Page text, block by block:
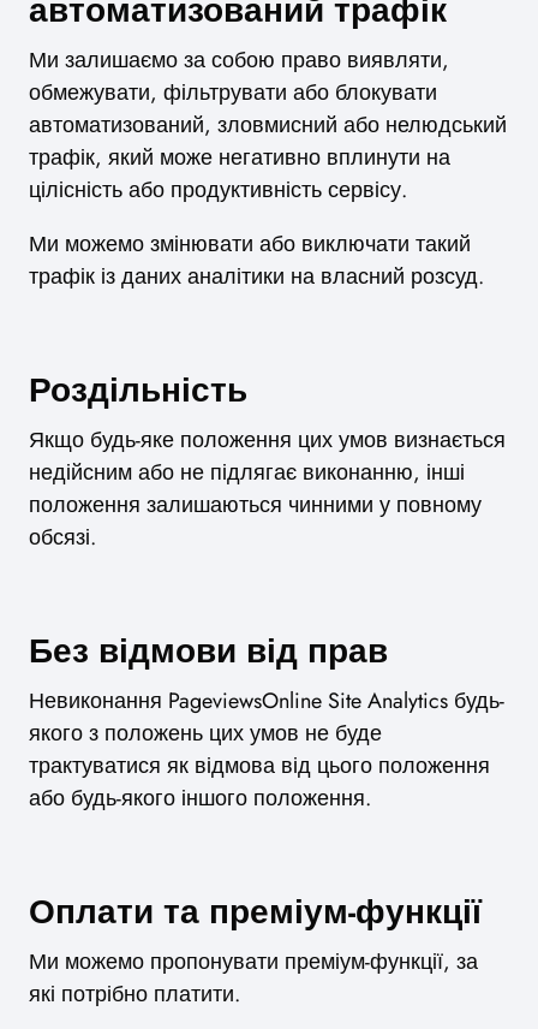
автоматизований трафік
Ми залишаємо за собою право виявляти,
обмежувати, фільтрувати або блокувати
автоматизований, зловмисний або нелюдський
трафік, який може негативно вплинути на
цілісність або продуктивність сервісу.
Ми можемо змінювати або виключати такий
трафік із даних аналітики на власний розсуд.
Роздільність
Якщо будь-яке положення цих умов визнається
недійсним або не підлягає виконанню, інші
положення залишаються чинними у повному
обсязі.
Без відмови від прав
Невиконання PageviewsOnline Site Analytics будь-
якого з положень цих умов не буде
трактуватися як відмова від цього положення
або будь-якого іншого положення.
Оплати та преміум-функції
Ми можемо пропонувати преміум-функції, за
які потрібно платити.